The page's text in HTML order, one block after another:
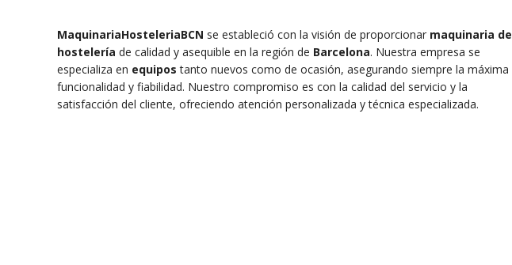
MaquinariaHosteleriaBCN se estableció con la visión de proporcionar maquinaria de
hostelería de calidad y asequible en la región de Barcelona. Nuestra empresa se
especializa en equipos tanto nuevos como de ocasión, asegurando siempre la máxima
funcionalidad y fiabilidad. Nuestro compromiso es con la calidad del servicio y la
satisfacción del cliente, ofreciendo atención personalizada y técnica especializada.